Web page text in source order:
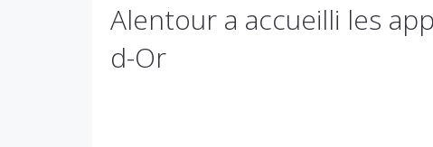
Alentour a accueilli les
d-Or